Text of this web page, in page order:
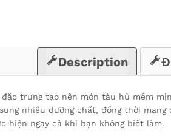
Description
trưng tạo nên món tàu hủ mềm
nhiều dưỡng chất, đồng thời
hiện ngay cả khi bạn không biết làm.